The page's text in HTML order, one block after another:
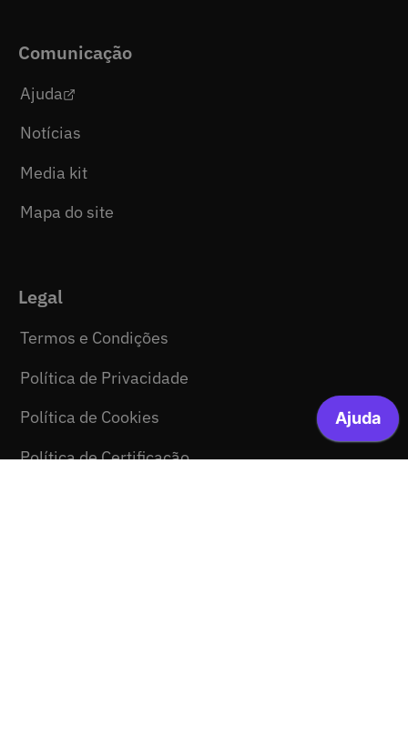
Comunicação
Ajuda
Notícias
Media kit
Mapa do site
Legal
Termos e Condições
Política de Privacidade
Política de Cookies
Política de Certificação